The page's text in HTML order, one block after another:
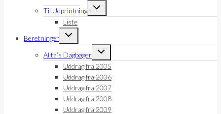
Til Udprintning
Skift
undermenu
Liste
Beretninger
Skift
undermenu
Alita’s Dagbøger
Skift
undermenu
Uddrag fra 2005
Uddrag fra 2006
Uddrag fra 2007
Uddrag fra 2008
Uddrag fra 2009